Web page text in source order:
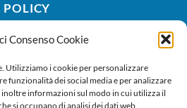
Consenso Cookie
Utilizziamo i cookie per personalizzare
funzionalità dei social media e per analizzare
informazioni sul modo in cui utilizza il
si occupano di analisi dei dati web,
POLICY